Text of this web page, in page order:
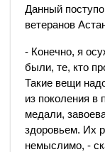
Данный
ветеранов
- Конечно, я
были, те, кто
Такие вещи
из поколения в
медали,
здоровьем. Их
немыслимо, -